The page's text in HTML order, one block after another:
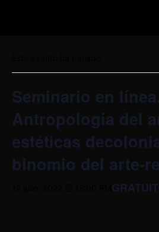
Seminario en línea.
Antropología del
estéticas
binomio del arte-